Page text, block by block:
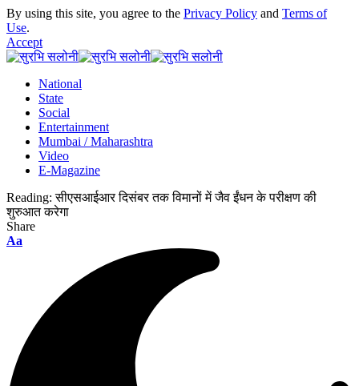
By using this site, you agree to the Privacy Policy and Terms of
Use.
Accept
National
State
Social
Entertainment
Mumbai / Maharashtra
Video
E-Magazine
Reading: सीएसआईआर दिसंबर तक विमानों में जैव ईंधन के परीक्षण की
शुरुआत करेगा
Share
Font
Aa